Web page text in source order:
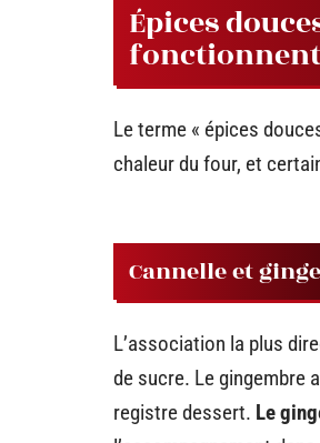
Épices
Le terme « épices
chaleur du four, et
Cannelle et
L’association la plus
de sucre. Le gingembre
registre dessert. Le